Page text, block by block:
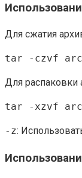
Для сжатия
tar -czvf
Для распаковки
tar -xzvf
-z: